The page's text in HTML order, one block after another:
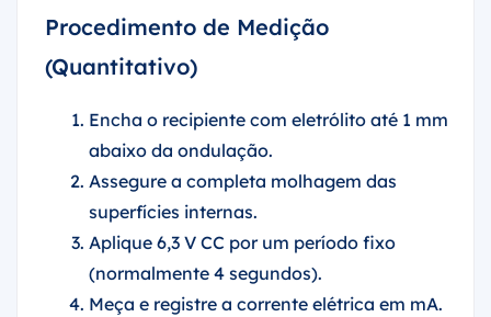
Procedimento de Medição
(Quantitativo)
Encha o recipiente com eletrólito até 1 mm
abaixo da ondulação.
Assegure a completa molhagem das
superfícies internas.
Aplique 6,3 V CC por um período fixo
(normalmente 4 segundos).
Meça e registre a corrente elétrica em mA.